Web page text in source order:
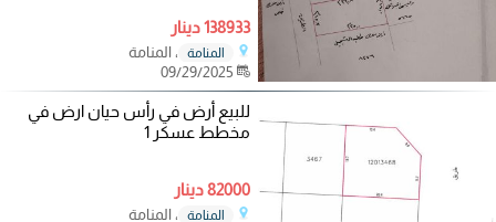
138933 دينار
المنامة
، المنامة
للبيع أرض في رأس حيان ارض في
مخطط عسكر 1
82000 دينار
المنامة
، المنامة